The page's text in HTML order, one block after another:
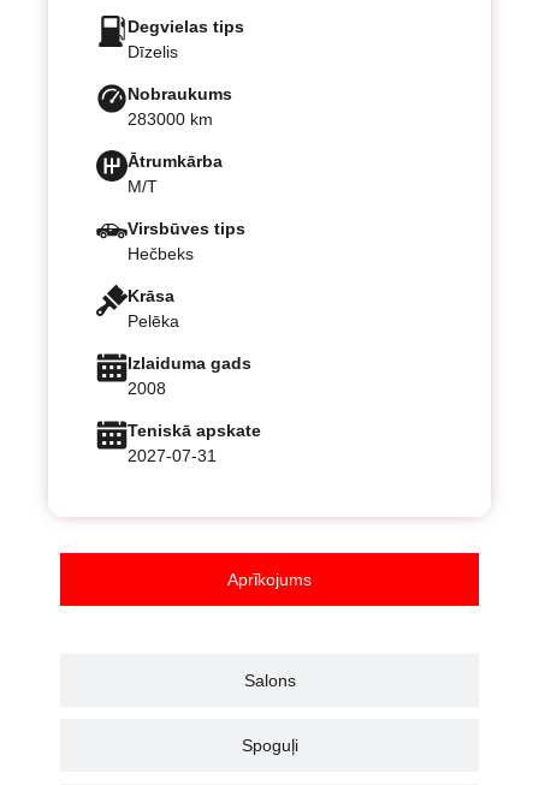
Degvielas tips
Dīzelis
Nobraukums
283000 km
Ātrumkārba
M/T
Virsbūves tips
Hečbeks
Krāsa
Pelēka
Izlaiduma gads
2008
Teniskā apskate
2027-07-31
Aprīkojums
Salons
Spoguļi